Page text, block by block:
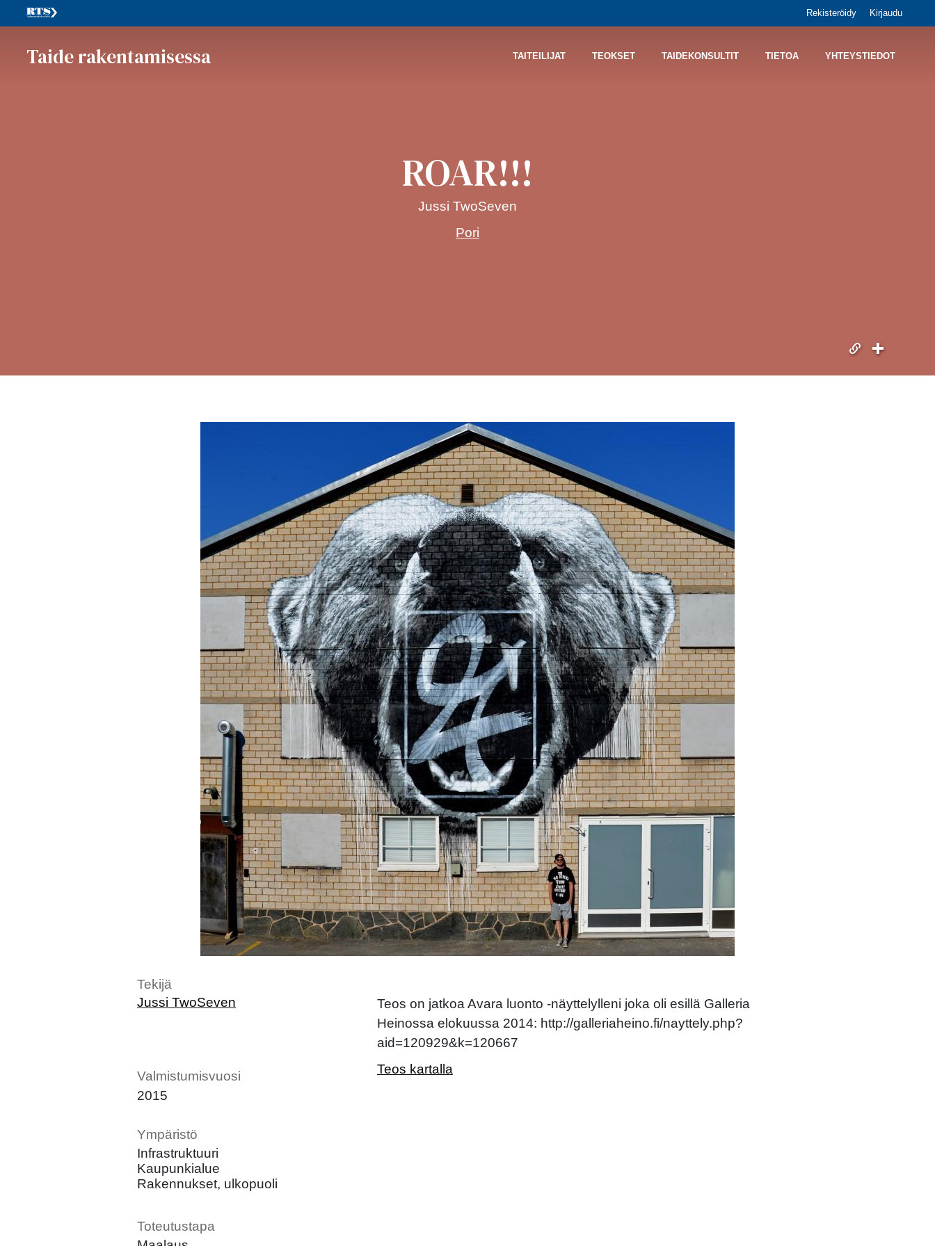
Rekisteröidy Kirjaudu
Taide rakentamisessa TAITEILIJAT TEOKSET TAIDEKONSULTIT TIETOA YHTEYSTIEDOT
ROAR!!!
Jussi TwoSeven
Pori
Tekijä
Jussi TwoSeven
Valmistumisvuosi
2015
Ympäristö
Infrastruktuuri
Kaupunkialue
Rakennukset, ulkopuoli
Toteutustapa
Teos on jatkoa Avara luonto -näyttelylleni joka oli esillä Galleria
Heinossa elokuussa 2014: http://galleriaheino.fi/nayttely.php?
aid=120929&k=120667
Teos kartalla